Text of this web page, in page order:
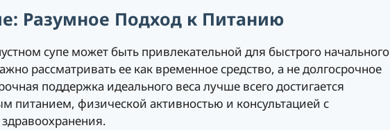
Разумное Подход к Питанию
супе может быть привлекательной для быстрого начального
рассматривать ее как временное средство, а не долгосрочное
поддержка идеального веса лучше всего достигается
питанием, физической активностью и консультацией с